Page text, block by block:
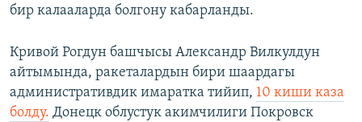
бир калааларда болгону кабарланды.
Кривой Рогдун башчысы Александр Вилкулдун
айтымында, ракеталардын бири шаардагы
административдик имаратка тийип, 10 киши каза
болду. Донецк облустук акимчилиги Покровск